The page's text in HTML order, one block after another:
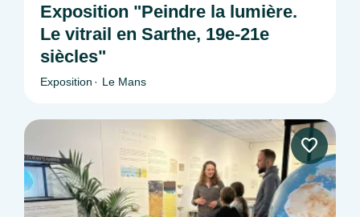
Exposition "Peindre la lumière.
Le vitrail en Sarthe, 19e-21e
siècles"
Exposition Le Mans